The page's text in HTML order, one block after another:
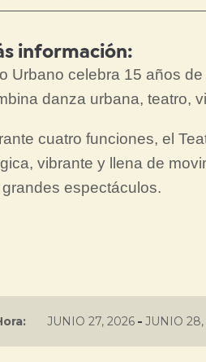
información:
Urbano celebra 15 años
danza urbana, teatro,
cuatro funciones, el
vibrante y llena de
grandes espectáculos.
JUNIO 27, 2026 - JUNIO 28,